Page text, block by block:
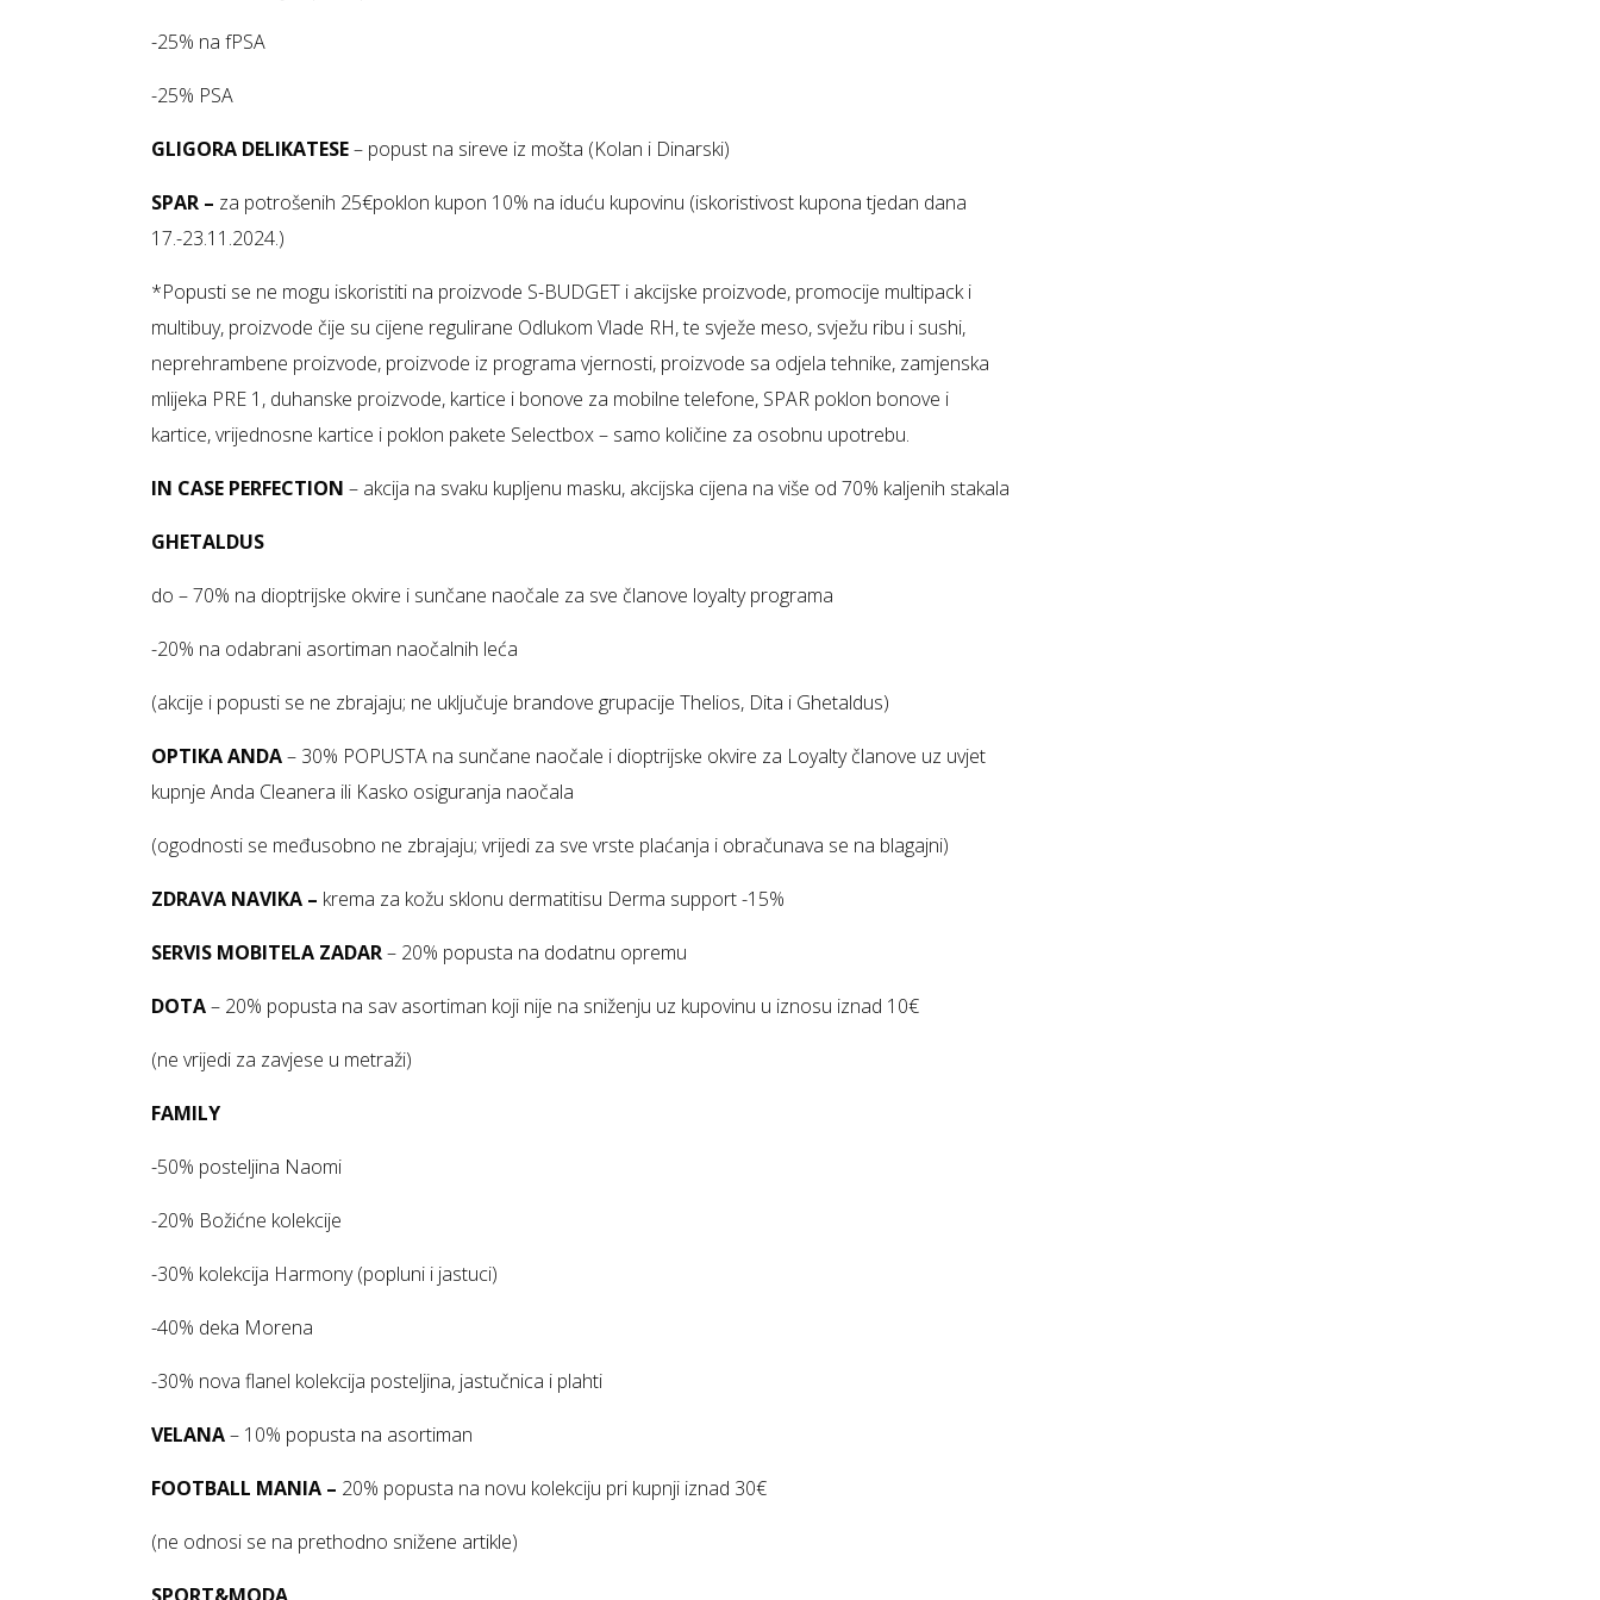
-25% na fPSA
-25% PSA
GLIGORA DELIKATESE– popust na sireve iz mošta (Kolan i Dinarski)
SPAR – za potrošenih 25€poklon kupon 10% na iduću kupovinu (iskoristivost kupona tjedan dana
17.-23.11.2024.)
*Popusti se ne mogu iskoristiti na proizvode S-BUDGET i akcijske proizvode, promocije multipack i
multibuy, proizvode čije su cijene regulirane Odlukom Vlade RH, te svježe meso, svježu ribu i sushi,
neprehrambene proizvode, proizvode iz programa vjernosti, proizvode sa odjela tehnike, zamjenska
mlijeka PRE 1, duhanske proizvode, kartice i bonove za mobilne telefone, SPAR poklon bonove i
kartice, vrijednosne kartice i poklon pakete Selectbox – samo količine za osobnu upotrebu.
IN CASE PERFECTION – akcija na svaku kupljenu masku, akcijska cijena na više od 70% kaljenih stakala
GHETALDUS
do – 70% na dioptrijske okvire i sunčane naočale za sve članove loyalty programa
-20% na odabrani asortiman naočalnih leća
(akcije i popusti se ne zbrajaju; ne uključuje brandove grupacije Thelios, Dita i Ghetaldus)
OPTIKA ANDA– 30% POPUSTA na sunčane naočale i dioptrijske okvire za Loyalty članove uz uvjet
kupnje Anda Cleanera ili Kasko osiguranja naočala
(ogodnosti se međusobno ne zbrajaju; vrijedi za sve vrste plaćanja i obračunava se na blagajni)
ZDRAVA NAVIKA – krema za kožu sklonu dermatitisu Derma support -15%
SERVIS MOBITELA ZADAR– 20% popusta na dodatnu opremu
DOTA– 20% popusta na sav asortiman koji nije na sniženju uz kupovinu u iznosu iznad 10€
(ne vrijedi za zavjese u metraži)
FAMILY
-50% posteljina Naomi
-20% Božićne kolekcije
-30% kolekcija Harmony (popluni i jastuci)
-40% deka Morena
-30% nova flanel kolekcija posteljina, jastučnica i plahti
VELANA– 10% popusta na asortiman
FOOTBALL MANIA – 20% popusta na novu kolekciju pri kupnji iznad 30€
(ne odnosi se na prethodno snižene artikle)